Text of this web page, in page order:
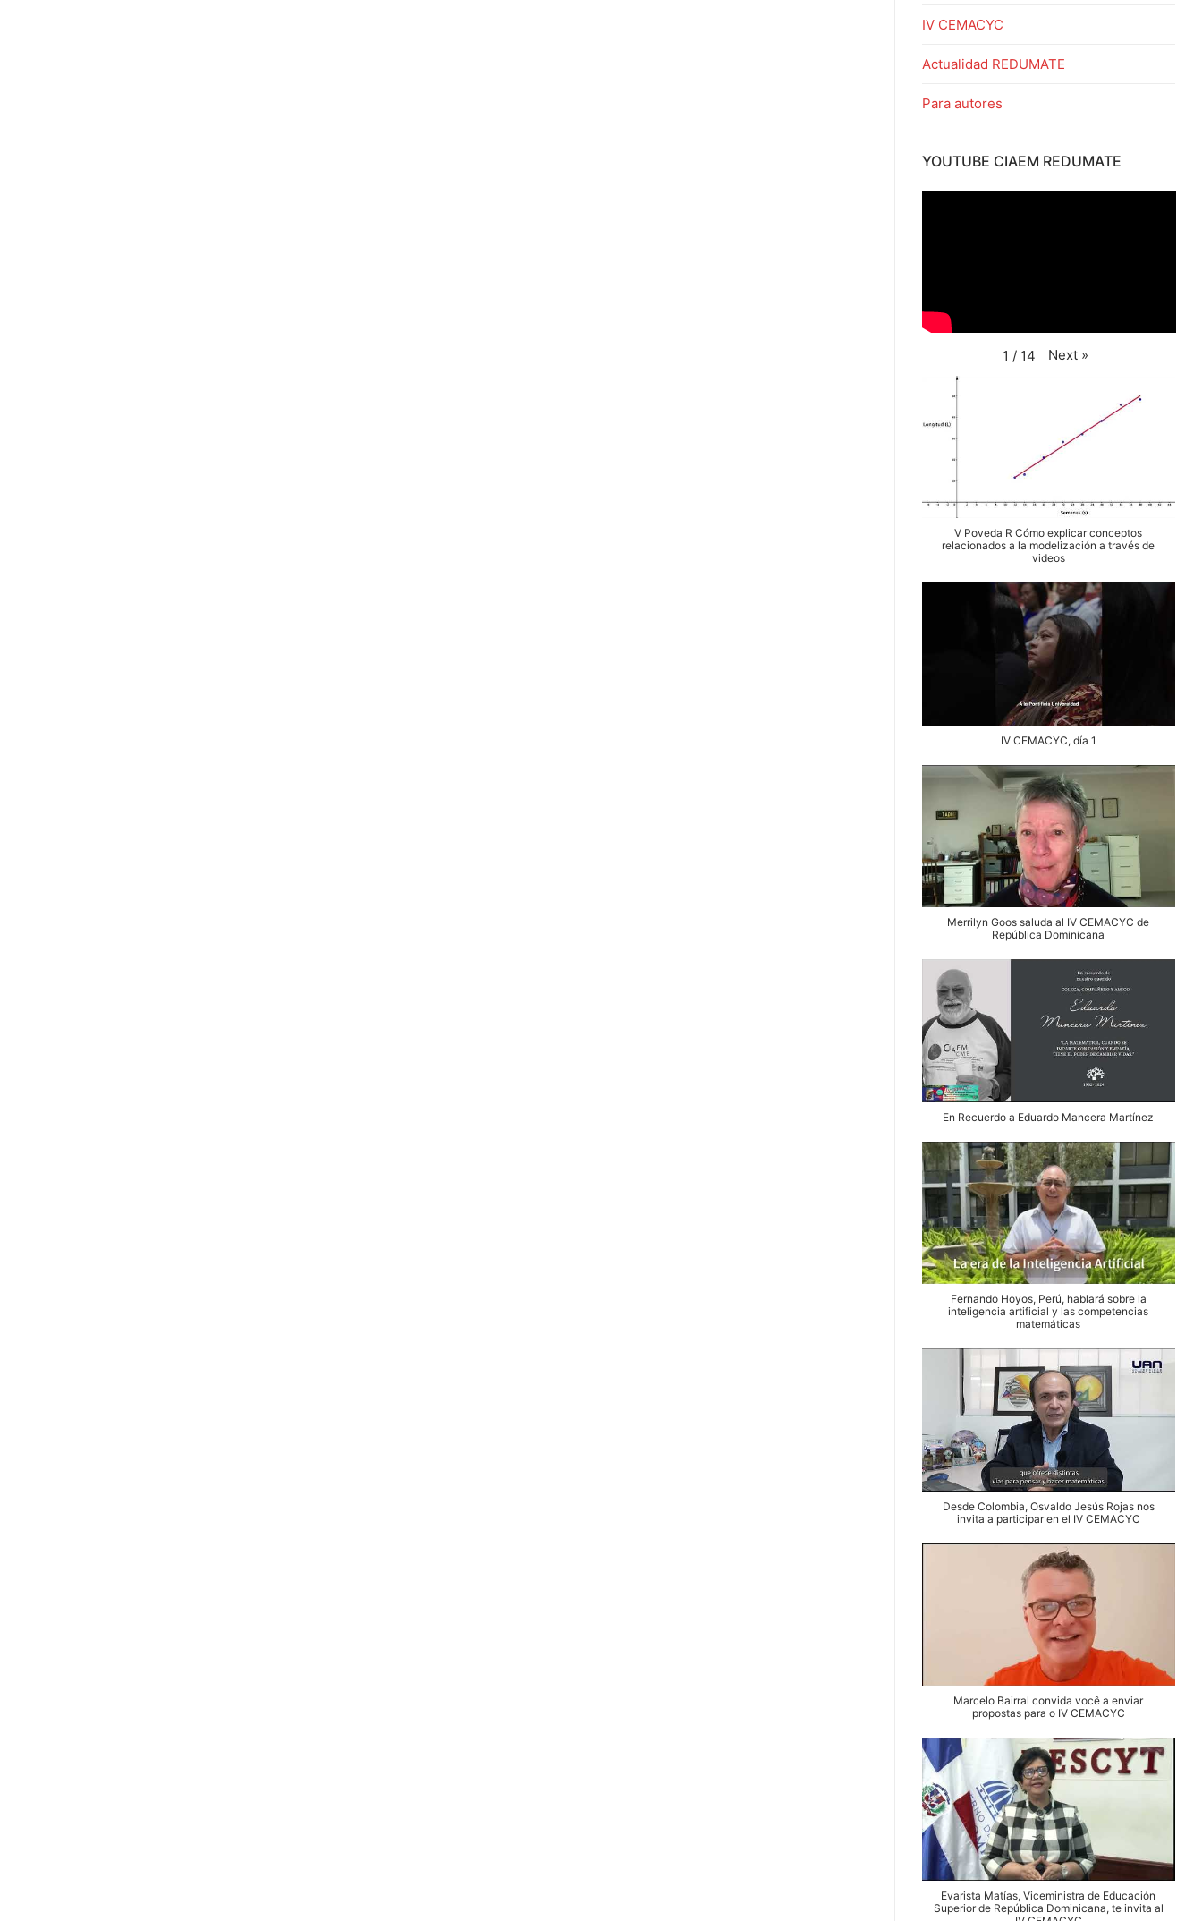
IV CEMACYC
Actualidad REDUMATE
Para autores
YOUTUBE CIAEM REDUMATE
1 / 14 Next »
V Poveda R Cómo explicar conceptos
relacionados a la modelización a través de
videos
IV CEMACYC, día 1
Merrilyn Goos saluda al IV CEMACYC de
República Dominicana
En Recuerdo a Eduardo Mancera Martínez
Fernando Hoyos, Perú, hablará sobre la
inteligencia artificial y las competencias
matemáticas
Desde Colombia, Osvaldo Jesús Rojas nos
invita a participar en el IV CEMACYC
Marcelo Bairral convida você a enviar
propostas para o IV CEMACYC
Evarista Matías, Viceministra de Educación
Superior de República Dominicana, te invita al